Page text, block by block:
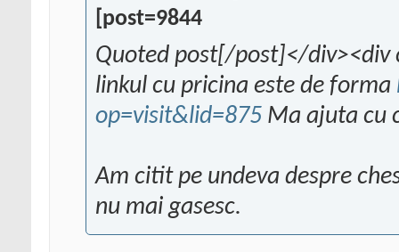
[post=9844
Quoted post[/post]</div><div
linkul cu pricina este de forma
op=visit&lid=875 Ma ajuta cu
Am citit pe undeva despre
nu mai gasesc.